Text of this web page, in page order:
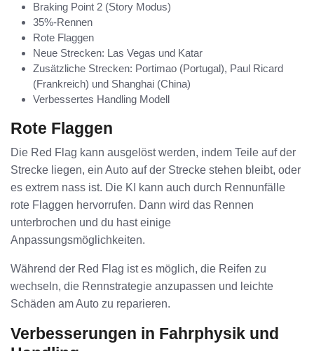
Braking Point 2 (Story Modus)
35%-Rennen
Rote Flaggen
Neue Strecken: Las Vegas und Katar
Zusätzliche Strecken: Portimao (Portugal), Paul Ricard
(Frankreich) und Shanghai (China)
Verbessertes Handling Modell
Rote Flaggen
Die Red Flag kann ausgelöst werden, indem Teile auf der
Strecke liegen, ein Auto auf der Strecke stehen bleibt, oder
es extrem nass ist. Die KI kann auch durch Rennunfälle
rote Flaggen hervorrufen. Dann wird das Rennen
unterbrochen und du hast einige
Anpassungsmöglichkeiten.
Während der Red Flag ist es möglich, die Reifen zu
wechseln, die Rennstrategie anzupassen und leichte
Schäden am Auto zu reparieren.
Verbesserungen in Fahrphysik und